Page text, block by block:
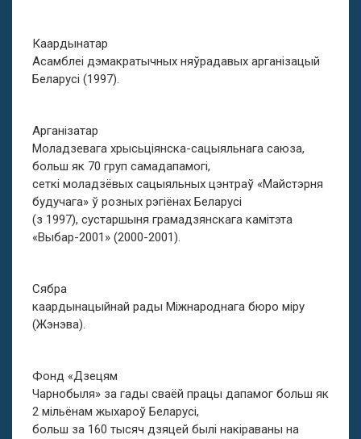
Каардынатар
Асамблеі дэмакратычных няўрадавых арганізацый
Беларусі (1997).
Арганізатар
Моладзевага хрысьціянска-сацыяльнага саюза,
больш як 70 груп самадапамогі,
сеткі моладзёвых сацыяльных цэнтраў «Майстэрня
будучага» ў розных рэгіёнах Беларусі
(з 1997), сустаршыня грамадзянскага камітэта
«Выбар-2001» (2000-2001).
Сябра
каардынацыйнай рады Міжнароднага бюро міру
(Жэнэва).
Фонд «Дзецям
Чарнобыля» за гады сваёй працы дапамог больш як
2 мільёнам жыхароў Беларусі,
больш за 160 тысяч дзяцей былі накіраваны на